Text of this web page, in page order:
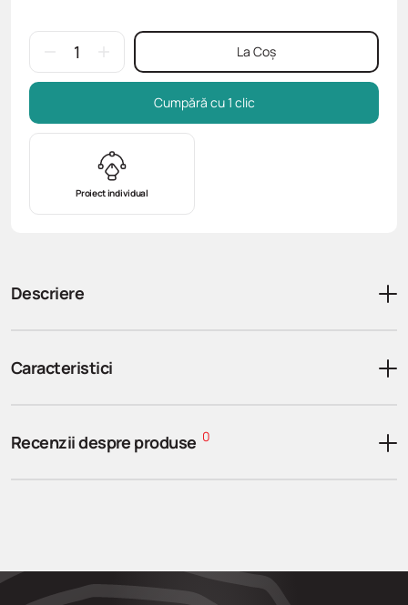
Proiect individual
La Coș
Cumpără cu 1 clic
Descriere
Caracteristici
Recenzii despre produse 0